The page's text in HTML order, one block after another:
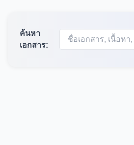
ค้นหา
เอกสาร: